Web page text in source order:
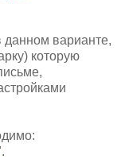
данном варианте,
которую